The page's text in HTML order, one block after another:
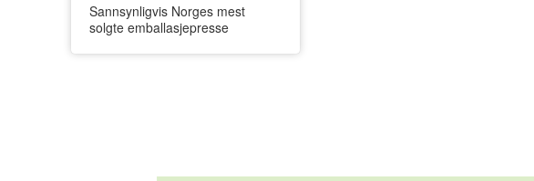
Sannsynligvis Norges mest
solgte emballasjepresse